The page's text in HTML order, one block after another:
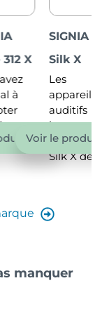
X
SIGNIA
Silk X
appareils
auditifs
intra-
auriculaires
Silk X de...
Voir le produit
manquer